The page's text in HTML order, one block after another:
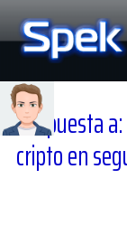
al
contenido
Respuesta
cripto en